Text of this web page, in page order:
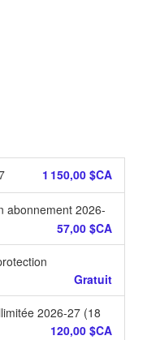
1 150,00 $CA
abonnement 2026-
57,00 $CA
Gratuit
2026-27 (18
120,00 $CA